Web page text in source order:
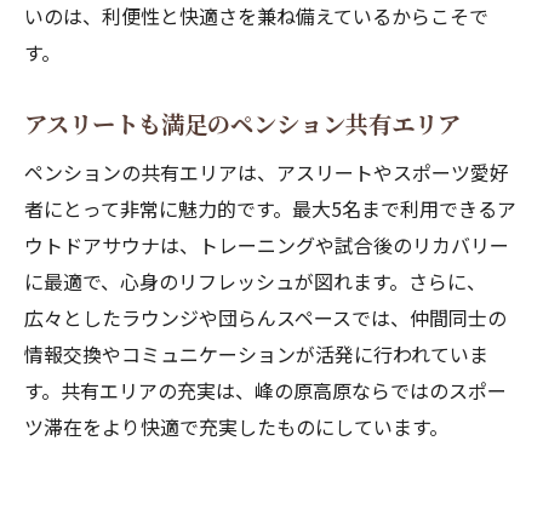
いのは、利便性と快適さを兼ね備えているからこそで
す。
アスリートも満足のペンション共有エリア
ペンションの共有エリアは、アスリートやスポーツ愛好
者にとって非常に魅力的です。最大5名まで利用できるア
ウトドアサウナは、トレーニングや試合後のリカバリー
に最適で、心身のリフレッシュが図れます。さらに、
広々としたラウンジや団らんスペースでは、仲間同士の
情報交換やコミュニケーションが活発に行われていま
す。共有エリアの充実は、峰の原高原ならではのスポー
ツ滞在をより快適で充実したものにしています。